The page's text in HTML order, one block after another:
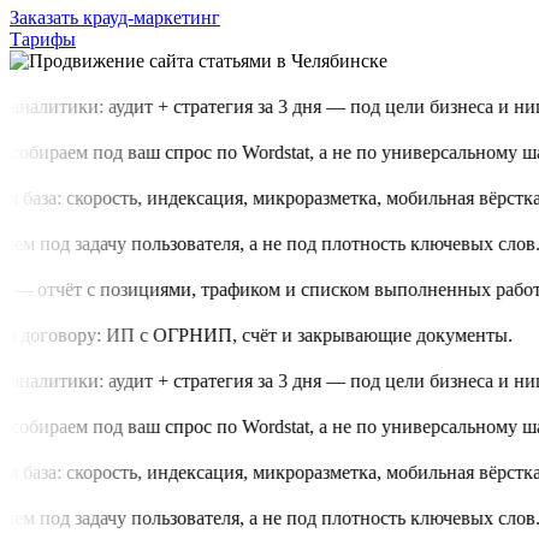
Заказать крауд-маркетинг
Тарифы
аудит + стратегия за 3 дня — под цели бизнеса и
под ваш спрос по Wordstat, а не по универсальному
база: скорость, индексация, микроразметка, мобильная вёрстка.
под задачу пользователя, а не под плотность ключевых слов.
отчёт с позициями, трафиком и списком выполненных работ.
договору: ИП с ОГРНИП, счёт и закрывающие документы.
аудит + стратегия за 3 дня — под цели бизнеса и
под ваш спрос по Wordstat, а не по универсальному
база: скорость, индексация, микроразметка, мобильная вёрстка.
под задачу пользователя, а не под плотность ключевых слов.